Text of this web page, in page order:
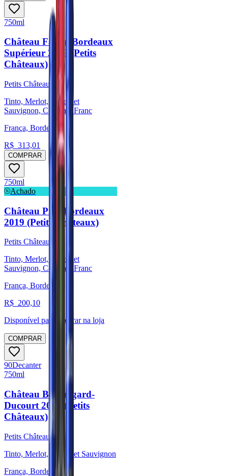
750ml
Château Fayau Bordeaux
Supérieur 2019 (Petits
Châteaux)
Petits Châteaux
Tinto, Merlot, Cabernet
Sauvignon, Cabernet Franc
França, Bordeaux
R$ 313,01
COMPRAR
750ml
Achado
Château Pilet Bordeaux
2019 (Petits Châteaux)
Petits Châteaux
Tinto, Merlot, Cabernet
Sauvignon, Cabernet Franc
França, Bordeaux
R$ 200,10
Disponível para:
Retirar na loja
COMPRAR
90Decanter
750ml
Château Beauregard-
Ducourt 2018 (Petits
Châteaux)
Petits Châteaux
Tinto, Merlot, Cabernet Sauvignon
França, Bordeaux